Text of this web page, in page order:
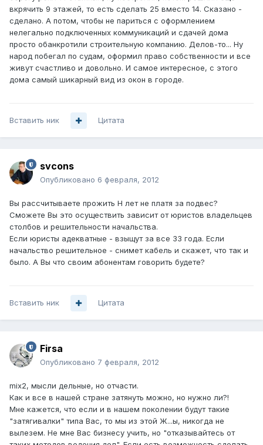
вкрячить 9 этажей, то есть сделать 25 вместо 14. Сказано -
сделано. А потом, чтобы не париться с оформлением
нелегально подключенных коммуникаций и сдачей дома
просто обанкротили строительную компанию. Делов-то... Ну
народ побегал по судам, оформил право собственности и все
живут счастливо и довольно. И самое интересное, с этого
дома самый шикарный вид из окон в городе.
Вставить ник Цитата
svcons
Опубликовано 6 февраля, 2012
Вы рассчитываете прожить Н лет не платя за подвес?
Сможете Вы это осуществить зависит от юристов владельцев
столбов и решительности начальства.
Если юристы адекватные - взыщут за все 33 года. Если
начальство решительное - снимет кабель и скажет, что так и
было. А Вы что своим абонентам говорить будете?
Вставить ник Цитата
Firsa
Опубликовано 7 февраля, 2012
mix2, мысли дельные, но отчасти.
Как и все в нашей стране затянуть можно, но нужно ли?!
Мне кажется, что если и в нашем поколении будут такие
"затягивалки" типа Вас, то мы из этой Ж...ы, никогда не
вылезем. Не мне Вас бизнесу учить, но "отказывайтесь от